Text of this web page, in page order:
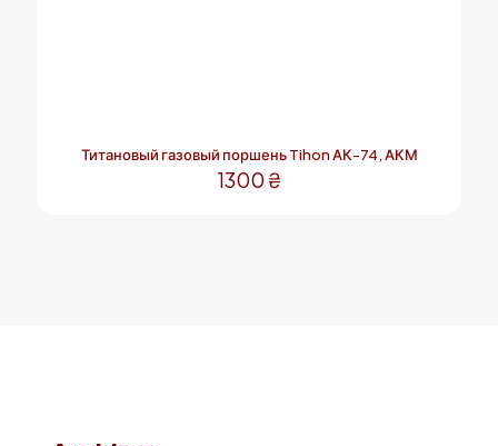
Титановый газовый поршень Tihon АК-74, АКМ
1300 ₴